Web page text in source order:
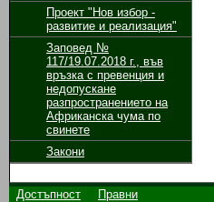
Проект "Нов избор -
развитие и реализация"
Заповед №
117/19.07.2018 г., във
връзка с превенция и
недопускане
разпространението на
Африканска чума по
свинете
Закони
Достъпност Правни